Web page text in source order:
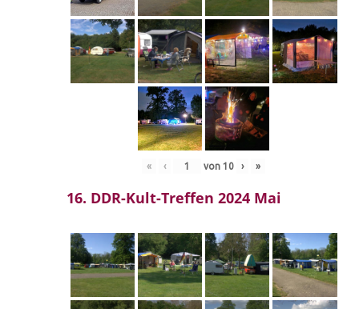
« ‹ von 10 › »
16. DDR-Kult-Treffen 2024 Mai